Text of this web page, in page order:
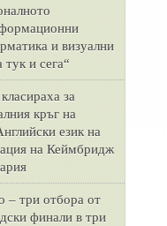
и визуални
тук и сега“
за
кръг на
език на
на Кеймбридж
– три отбора от
финали в три